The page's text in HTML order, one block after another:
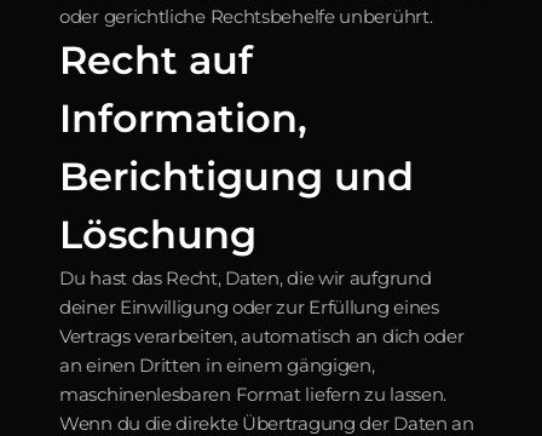
oder gerichtliche Rechtsbehelfe unberührt.
Recht auf
Information,
Berichtigung und
Löschung
Du hast das Recht, Daten, die wir aufgrund
deiner Einwilligung oder zur Erfüllung eines
Vertrags verarbeiten, automatisch an dich oder
an einen Dritten in einem gängigen,
maschinenlesbaren Format liefern zu lassen.
Wenn du die direkte Übertragung der Daten an